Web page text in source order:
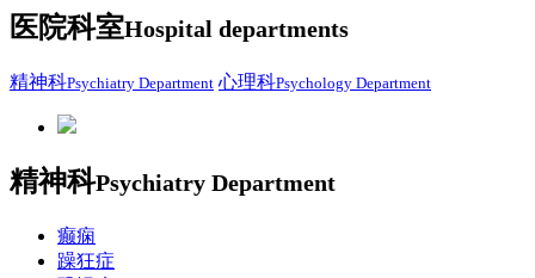
医院科室Hospital departments
精神科Psychiatry Department 心理科Psychology Department
精神科Psychiatry Department
癫痫
躁狂症